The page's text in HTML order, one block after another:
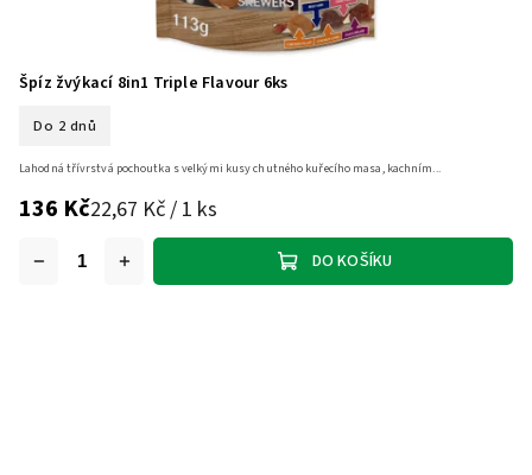
Špíz žvýkací 8in1 Triple Flavour 6ks
Do 2 dnů
136 Kč22,67 Kč / 1 ks
DO KOŠÍKU
Lahodná třívrstvá pochoutka s velkými kusy chutného kuřecího masa, kachním...